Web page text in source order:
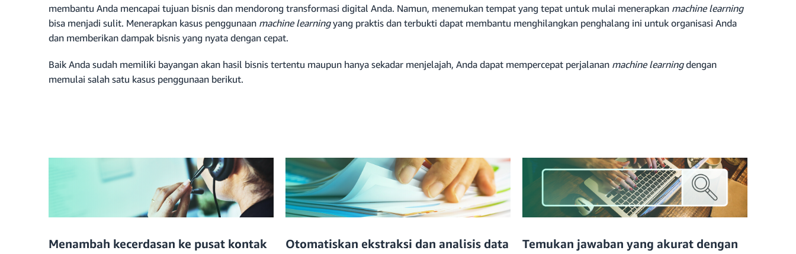
membantu Anda mencapai tujuan bisnis dan mendorong transformasi digital Anda. Namun, menemukan tempat yang tepat untuk mulai menerapkan machine learning
bisa menjadi sulit. Menerapkan kasus penggunaan machine learningyang praktis dan terbukti dapat membantu menghilangkan penghalang ini untuk organisasi Anda
dan memberikan dampak bisnis yang nyata dengan cepat.
Baik Anda sudah memiliki bayangan akan hasil bisnis tertentu maupun hanya sekadar menjelajah, Anda dapat mempercepat perjalanan machine learningdengan
memulai salah satu kasus penggunaan berikut.
Menambah kecerdasan ke pusat kontak
Otomatiskan ekstraksi dan analisis data
Temukan jawaban yang akurat dengan